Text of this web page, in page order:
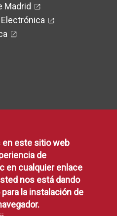
Madrid
este sitio web
de
en cualquier enlace
nos está dando
la instalación de